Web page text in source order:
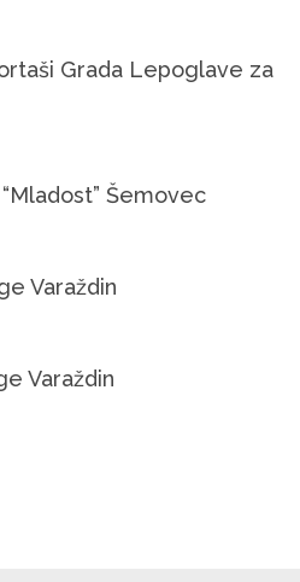
Grada Lepoglave za
Šemovec
Varaždin
Varaždin